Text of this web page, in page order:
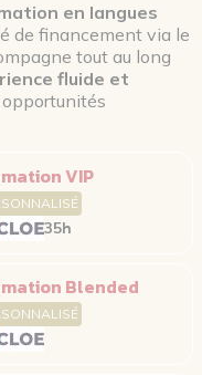
en langues
de financement via le
tout au long
fluide et
VIP
35h
Blended